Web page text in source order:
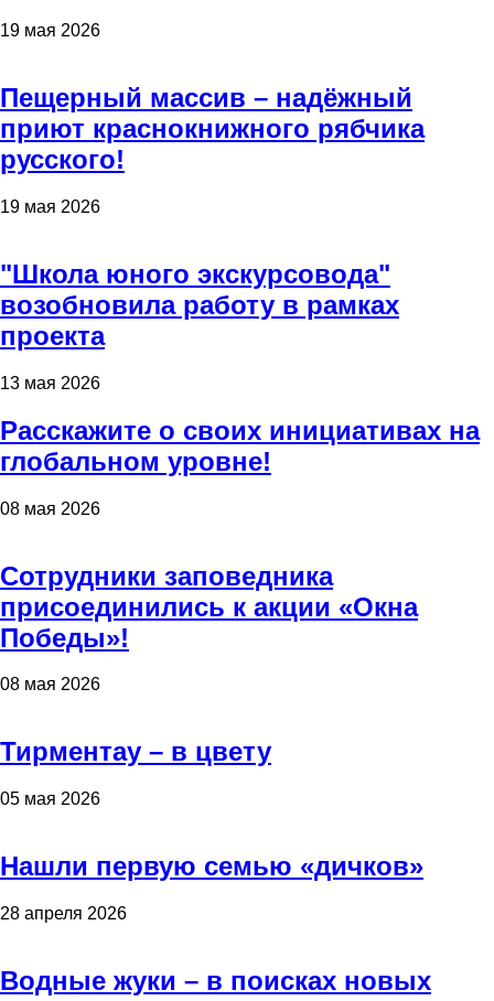
19 мая 2026
Пещерный массив – надёжный
приют краснокнижного рябчика
русского!
19 мая 2026
"Школа юного экскурсовода"
возобновила работу в рамках
проекта
13 мая 2026
Расскажите о своих инициативах на
глобальном уровне!
08 мая 2026
Сотрудники заповедника
присоединились к акции «Окна
Победы»!
08 мая 2026
Тирментау – в цвету
05 мая 2026
Нашли первую семью «дичков»
28 апреля 2026
Водные жуки – в поисках новых